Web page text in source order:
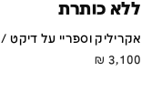
ללא כותרת
אקריליק וספריי על דיקט / 70x30x2 ס''מ
3,100
₪